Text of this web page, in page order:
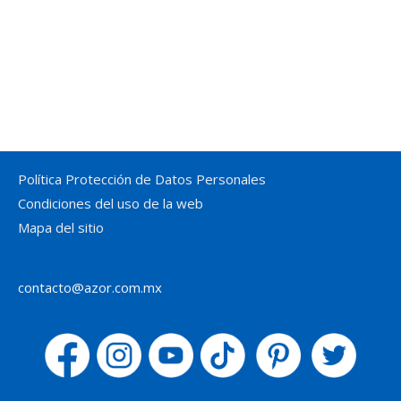
Política Protección de Datos Personales
Condiciones del uso de la web
Mapa del sitio
contacto@azor.com.mx